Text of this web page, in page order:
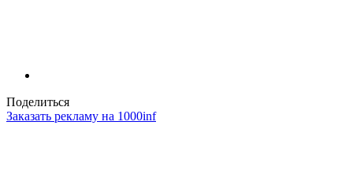
Поделиться
Заказать рекламу на 1000inf